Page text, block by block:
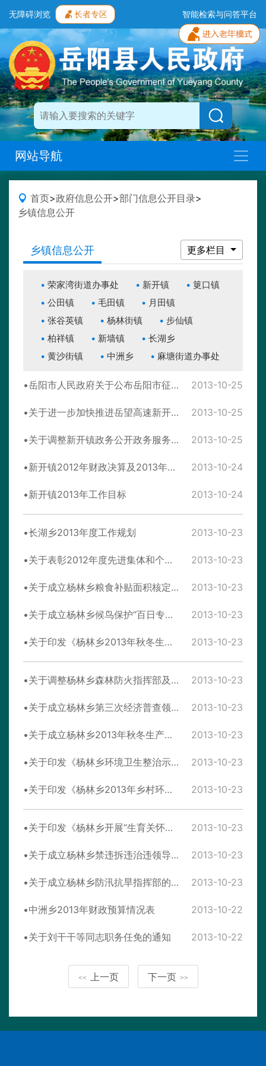
无障碍浏览 长者专区 智能检索与问答平台
网站导航
首页>政府信息公开>部门信息公开目录>
乡镇信息公开
乡镇信息公开 更多栏目
荣家湾街道办事处 新开镇
筻口镇
公田镇
毛田镇
月田镇
张谷英镇
杨林街镇
步仙镇
柏祥镇
新墙镇
长湖乡
黄沙街镇
中洲乡 麻塘街道办事处
岳阳市人民政府关于公布岳阳市征地补偿标准的通知 2013-10-25
关于进一步加快推进岳望高速新开段征拆工作的实施意见 2013-10-25
关于调整新开镇政务公开政务服务工作领导小组的通知 2013-10-25
新开镇2012年财政决算及2013年财政预算 2013-10-24
新开镇2013年工作目标 2013-10-24
长湖乡2013年度工作规划 2013-10-23
关于表彰2012年度先进集体和个人的通报 2013-10-23
关于成立杨林乡粮食补贴面积核定工作领导小组的通知 2013-10-23
关于成立杨林乡候鸟保护“百日专项行动”领导小组的通知 2013-10-23
关于印发《杨林乡2013年秋冬生产实施方案》的通知 2013-10-23
关于调整杨林乡森林防火指挥部及森林防火应急分队的通知 2013-10-23
关于成立杨林乡第三次经济普查领导小组的通知 2013-10-23
关于成立杨林乡2013年秋冬生产工作领导小组的通知 2013-10-23
关于印发《杨林乡环境卫生整治示范村创建工作方案》的通知 2013-10-23
关于印发《杨林乡2013年乡村环境卫生整治工作方案》的通知 2013-10-23
关于印发《杨林乡开展“生育关怀行动”实施方案》的通知 2013-10-23
关于成立杨林乡禁违拆违治违领导小组的通知 2013-10-23
关于成立杨林乡防汛抗旱指挥部的通知 2013-10-23
中洲乡2013年财政预算情况表 2013-10-22
关于刘干干等同志职务任免的通知 2013-10-22
<< 上一页 下一页 >>